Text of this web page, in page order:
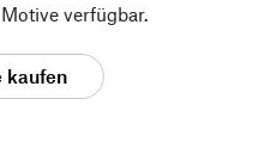
verfügbar.
kaufen